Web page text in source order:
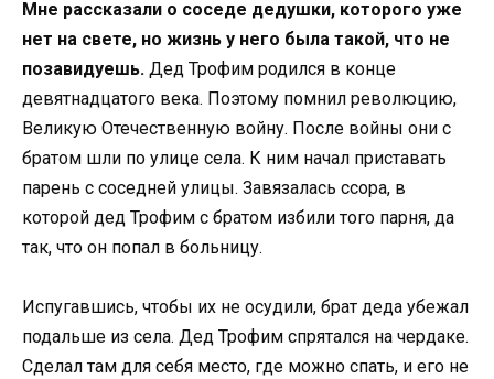
Мне рассказали о соседе дедушки, которого уже
нет на свете, но жизнь у него была такой, что не
позавидуешь. Дед Трофим родился в конце
девятнадцатого века. Поэтому помнил революцию,
Великую Отечественную войну. После войны они с
братом шли по улице села. К ним начал приставать
парень с соседней улицы. Завязалась ссора, в
которой дед Трофим с братом избили того парня, да
так, что он попал в больницу.
Испугавшись, чтобы их не осудили, брат деда убежал
подальше из села. Дед Трофим спрятался на чердаке.
Сделал там для себя место, где можно спать, и его не